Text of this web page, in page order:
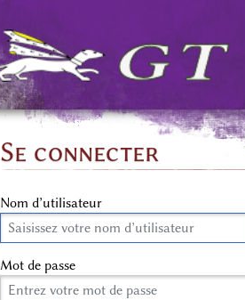
Se connecter
Nom d’utilisateur
Mot de passe